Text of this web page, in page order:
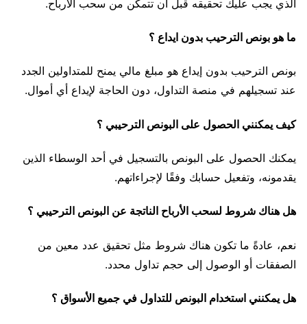
الذي يجب عليك تحقيقه قبل أن تتمكن من سحب الأرباح.
ما هو بونص الترحيب بدون ايداع ؟
بونص الترحيب بدون إيداع هو مبلغ مالي يمنح للمتداولين الجدد
عند تسجيلهم في منصة التداول، دون الحاجة لإيداع أي أموال.
كيف يمكنني الحصول على البونص الترحيبي ؟
يمكنك الحصول على البونص بالتسجيل في أحد الوسطاء الذين
يقدمونه، وتفعيل حسابك وفقًا لإجراءاتهم.
هل هناك شروط لسحب الأرباح الناتجة عن البونص الترحيبي ؟
نعم، عادةً ما تكون هناك شروط مثل تحقيق عدد معين من
الصفقات أو الوصول إلى حجم تداول محدد.
هل يمكنني استخدام البونص للتداول في جميع الأسواق ؟